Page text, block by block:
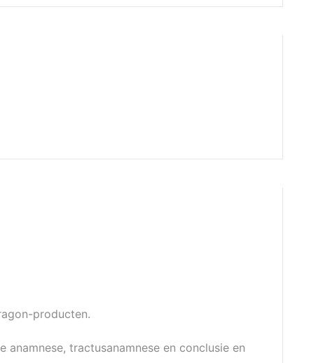
producten.
tractusanamnese en conclusie en